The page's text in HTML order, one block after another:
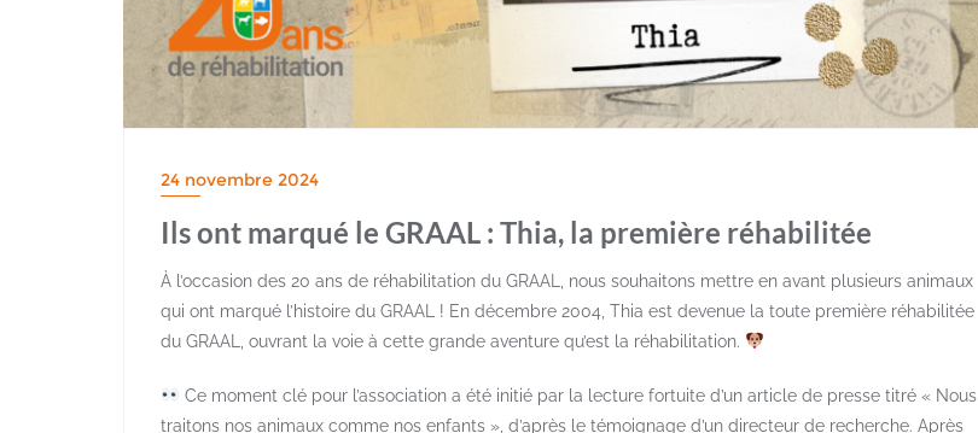
24 novembre 2024
Ils ont marqué le GRAAL : Thia, la première réhabilitée
À l’occasion des 20 ans de réhabilitation du GRAAL, nous souhaitons mettre en avant plusieurs animaux
qui ont marqué l’histoire du GRAAL ! En décembre 2004, Thia est devenue la toute première réhabilitée
du GRAAL, ouvrant la voie à cette grande aventure qu’est la réhabilitation.
Ce moment clé pour l’association a été initié par la lecture fortuite d’un article de presse titré « Nous
traitons nos animaux comme nos enfants », d’après le témoignage d’un directeur de recherche. Après